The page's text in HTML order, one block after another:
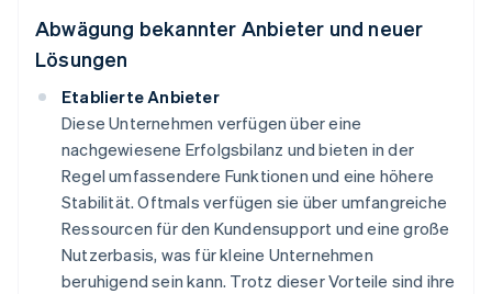
Abwägung bekannter Anbieter und neuer
Lösungen
Etablierte Anbieter
Diese Unternehmen verfügen über eine
nachgewiesene Erfolgsbilanz und bieten in der
Regel umfassendere Funktionen und eine höhere
Stabilität. Oftmals verfügen sie über umfangreiche
Ressourcen für den Kundensupport und eine große
Nutzerbasis, was für kleine Unternehmen
beruhigend sein kann. Trotz dieser Vorteile sind ihre